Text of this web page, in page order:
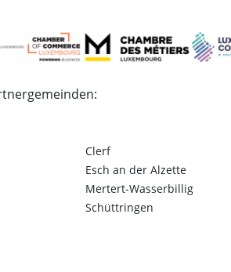
Clerf
Esch an der Alzette
Mertert-Wasserbillig
Schüttringen